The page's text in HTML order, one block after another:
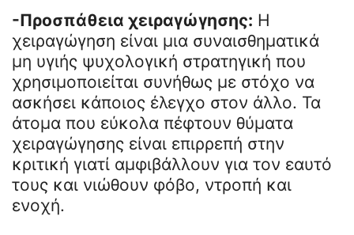
-Προσπάθεια χειραγώγησης: Η
χειραγώγηση είναι μια συναισθηματικά
μη υγιής ψυχολογική στρατηγική που
χρησιμοποιείται συνήθως με στόχο να
ασκήσει κάποιος έλεγχο στον άλλο. Τα
άτομα που εύκολα πέφτουν θύματα
χειραγώγησης είναι επιρρεπή στην
κριτική γιατί αμφιβάλλουν για τον εαυτό
τους και νιώθουν φόβο, ντροπή και
ενοχή.